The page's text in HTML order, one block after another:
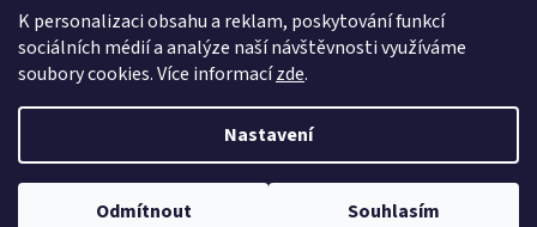
K personalizaci obsahu a reklam, poskytování funkcí
sociálních médií a analýze naší návštěvnosti využíváme
soubory cookies. Více informacízde.
Nastavení
Odmítnout Souhlasím
Facebook
Copyright 2026antikvariat.eu. Všechna práva vyhrazena.Upravit